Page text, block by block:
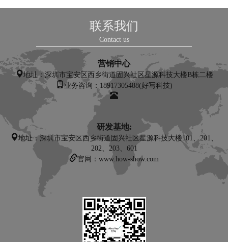
联系我们
Contact us
营销中心
地址：深圳市宝安区西乡街道固兴社区星源科技大楼B栋二楼
业务咨询：18917305488(好写科技)
研发基地:
地址：深圳市宝安区西乡街道固兴社区星源科技大楼101、201、
202、203、601
官网：www.how-show.com